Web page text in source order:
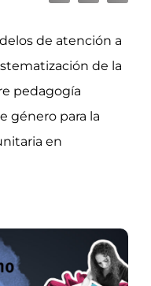
de atención a
de la
pedagogía
género para la
en